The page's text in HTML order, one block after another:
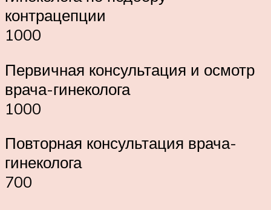
контрацепции
1000
Первичная консультация и осмотр
врача-гинеколога
1000
Повторная консультация врача-
гинеколога
700